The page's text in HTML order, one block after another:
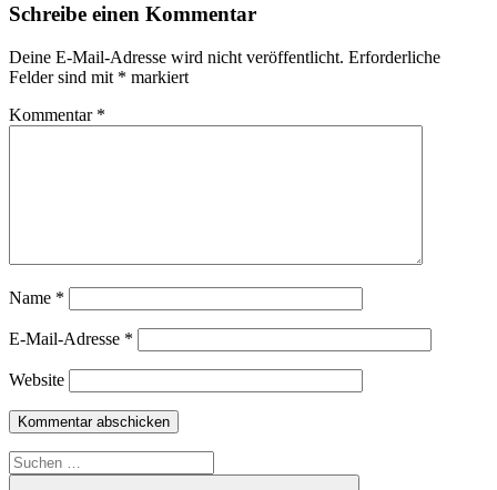
Schreibe einen Kommentar
Deine E-Mail-Adresse wird nicht veröffentlicht. Erforderliche
Felder sind mit * markiert
Kommentar *
Name *
E-Mail-Adresse *
Website
Suchen
nach: